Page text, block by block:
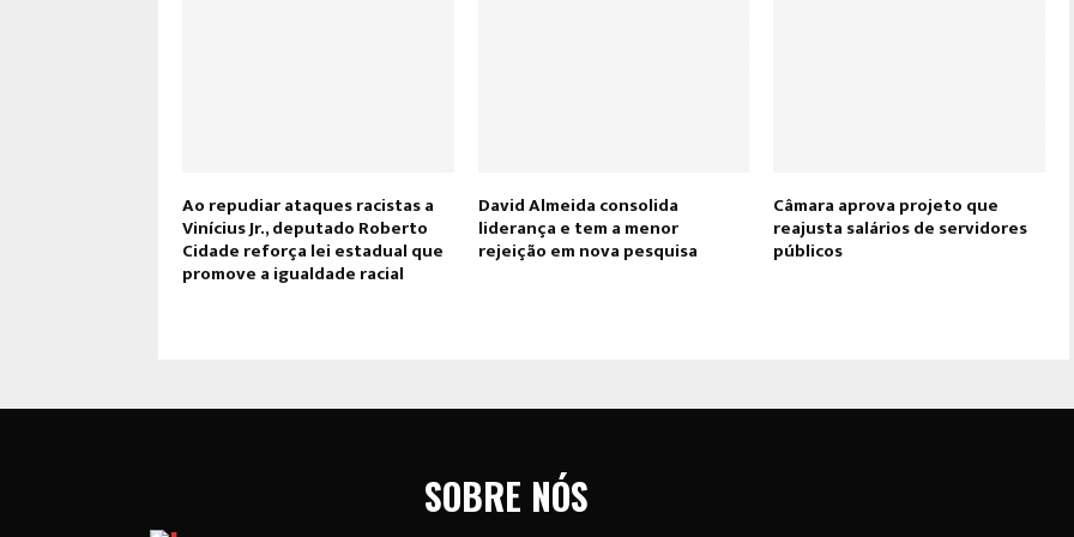
Ao repudiar ataques racistas a
Vinícius Jr., deputado Roberto
Cidade reforça lei estadual que
promove a igualdade racial
David Almeida consolida
liderança e tem a menor
rejeição em nova pesquisa
Câmara aprova projeto que
reajusta salários de servidores
públicos
SOBRE NÓS